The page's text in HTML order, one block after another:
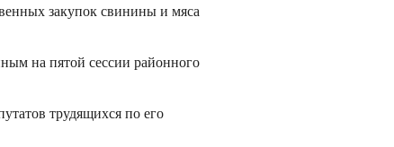
закупок свинины и мяса
на пятой сессии районного
трудящихся по его